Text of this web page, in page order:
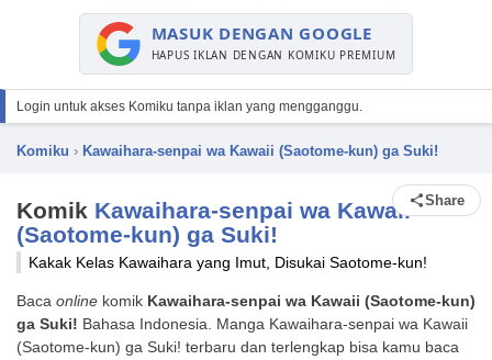
MASUK DENGAN GOOGLE
HAPUS IKLAN DENGAN KOMIKU PREMIUM
Login untuk akses Komiku tanpa iklan yang mengganggu.
Komiku › Kawaihara-senpai wa Kawaii (Saotome-kun) ga Suki!
Komik Kawaihara-senpai wa Kawaii
(Saotome-kun) ga Suki!
Share
Kakak Kelas Kawaihara yang Imut, Disukai Saotome-kun!
Baca online komik Kawaihara-senpai wa Kawaii (Saotome-kun)
ga Suki! Bahasa Indonesia. Manga Kawaihara-senpai wa Kawaii
(Saotome-kun) ga Suki! terbaru dan terlengkap bisa kamu baca